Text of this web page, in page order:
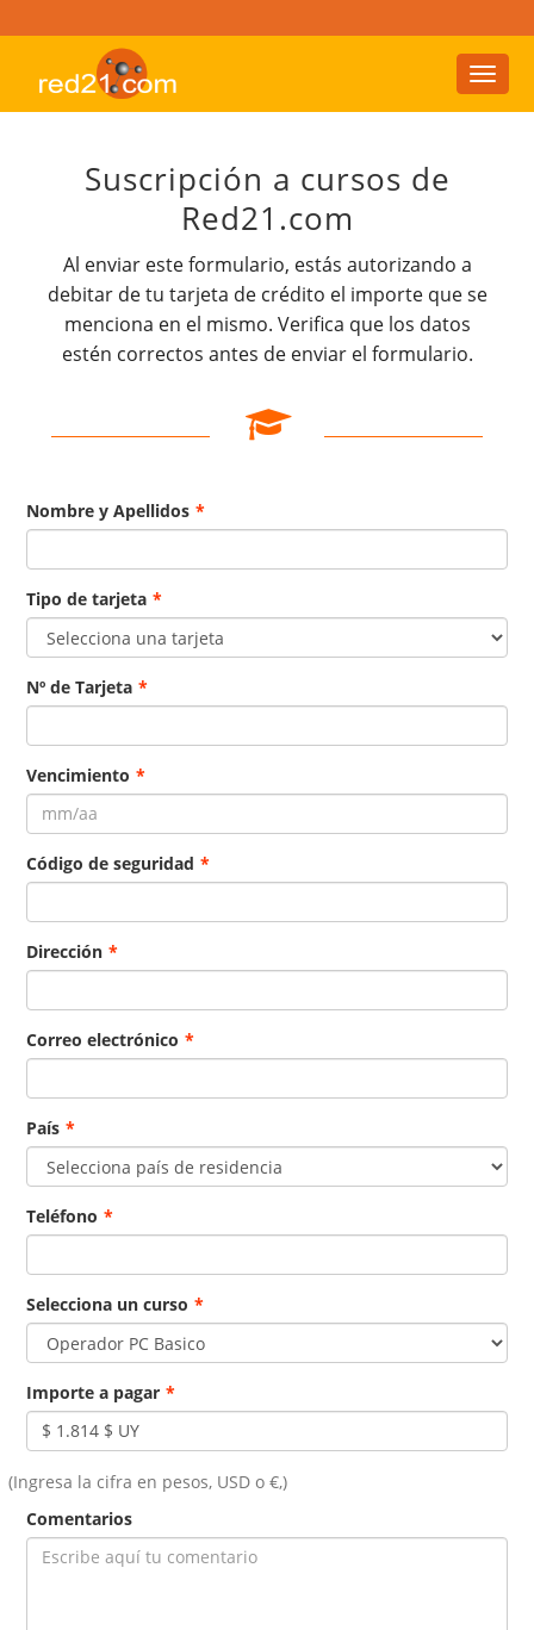
Toggle
Suscripción a cursos de
Red21.com
Al enviar este formulario, estás autorizando a
debitar de tu tarjeta de crédito el importe que se
menciona en el mismo. Verifica que los datos
estén correctos antes de enviar el formulario.
Nombre y Apellidos *
Tipo de tarjeta *
Nº de Tarjeta *
Vencimiento *
Código de seguridad *
Dirección *
Correo electrónico *
País *
Teléfono *
Selecciona un curso *
Importe a pagar *
(Ingresa la cifra en pesos, USD o €,)
Comentarios